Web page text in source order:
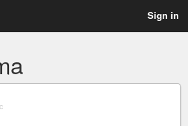
Sign in